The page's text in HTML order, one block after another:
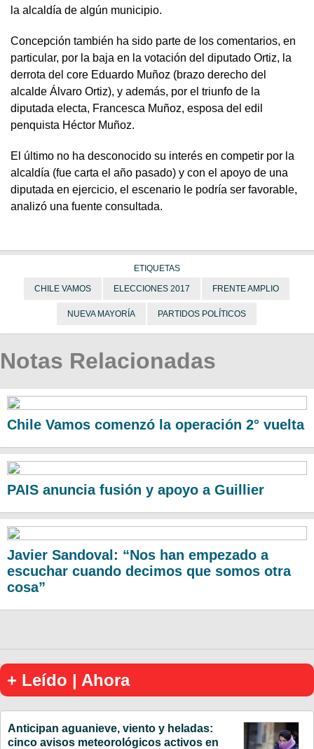
la alcaldía de algún municipio.
Concepción también ha sido parte de los comentarios, en
particular, por la baja en la votación del diputado Ortiz, la
derrota del core Eduardo Muñoz (brazo derecho del
alcalde Álvaro Ortiz), y además, por el triunfo de la
diputada electa, Francesca Muñoz, esposa del edil
penquista Héctor Muñoz.
El último no ha desconocido su interés en competir por la
alcaldía (fue carta el año pasado) y con el apoyo de una
diputada en ejercicio, el escenario le podría ser favorable,
analizó una fuente consultada.
ETIQUETAS
CHILE VAMOS ELECCIONES 2017 FRENTE AMPLIO
NUEVA MAYORÍA PARTIDOS POLÍTICOS
Notas Relacionadas
Chile Vamos comenzó la operación 2° vuelta
PAIS anuncia fusión y apoyo a Guillier
Javier Sandoval: “Nos han empezado a
escuchar cuando decimos que somos otra
cosa”
+ Leído | Ahora
Anticipan aguanieve, viento y heladas:
cinco avisos meteorológicos activos en